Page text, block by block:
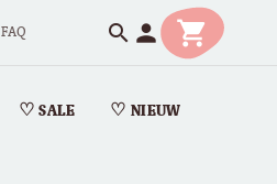
FAQ search person shopping_cart
♡ SALE ♡ NIEUW